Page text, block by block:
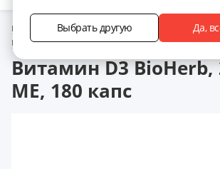
Выбрать другую Да,
Главная Каталог товаров Витамины для
D3
Витамин D3 BioHerb, 2000 ME, 180 капс
Витамин D3 BioHerb,
ME, 180 капс